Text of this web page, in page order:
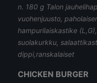
n. 180 g Talon
vuohenjuusto,
hampurilaiskastike
suolakurkku,
dippi,ranskalaiset
CHICKEN BURGER